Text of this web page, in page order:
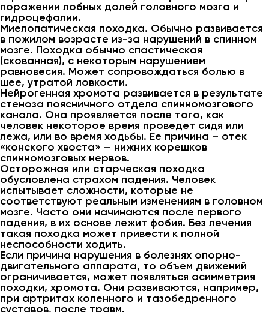
поражении лобных долей головного мозга и
гидроцефалии.
Миелопатическая походка. Обычно развивается
в пожилом возрасте из-за нарушений в спинном
мозге. Походка обычно спастическая
(скованная), с некоторым нарушением
равновесия. Может сопровождаться болью в
шее, утратой ловкости.
Нейрогенная хромота развивается в результате
стеноза поясничного отдела спинномозгового
канала. Она проявляется после того, как
человек некоторое время проведет сидя или
лежа, или во время ходьбы. Ее причина – отек
«конского хвоста» — нижних корешков
спинномозговых нервов.
Осторожная или старческая походка
обусловлена страхом падения. Человек
испытывает сложности, которые не
соответствуют реальным изменениям в головном
мозге. Часто они начинаются после первого
падения, в их основе лежит фобия. Без лечения
такая походка может привести к полной
неспособности ходить.
Если причина нарушения в болезнях опорно-
двигательного аппарата, то объем движений
ограничивается, может появляться асимметрия
походки, хромота. Они развиваются, например,
при артритах коленного и тазобедренного
суставов, после травм.